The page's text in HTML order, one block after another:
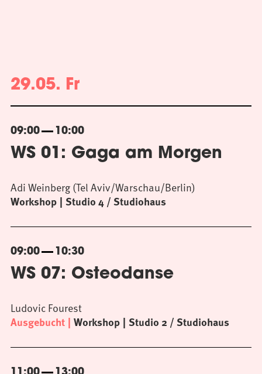
29.05. Fr
09:00 10:00
WS 01: Gaga am Morgen
Workshop Studio 4 / Studiohaus
Adi Weinberg (Tel Aviv/Warschau/Berlin)
09:00 10:30
WS 07: Osteodanse
Ausgebucht Workshop Studio 2 / Studiohaus
Ludovic Fourest